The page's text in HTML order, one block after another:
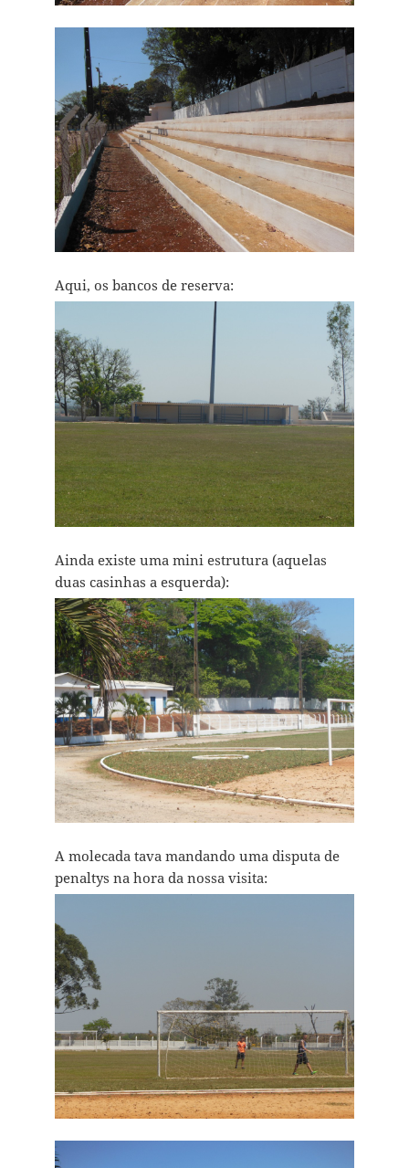
Aqui, os bancos de reserva:
Ainda existe uma mini estrutura (aquelas
duas casinhas a esquerda):
A molecada tava mandando uma disputa de
penaltys na hora da nossa visita: